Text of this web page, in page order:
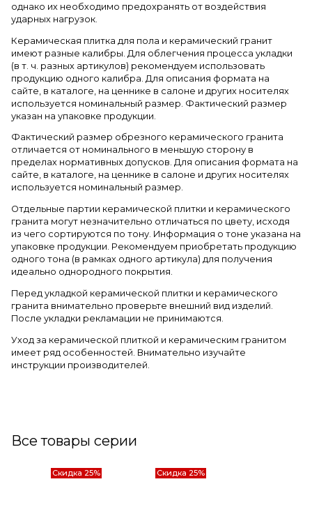
однако их необходимо предохранять от воздействия
ударных нагрузок.
Керамическая плитка для пола и керамический гранит
имеют разные калибры. Для облегчения процесса укладки
(в т. ч. разных артикулов) рекомендуем использовать
продукцию одного калибра. Для описания формата на
сайте, в каталоге, на ценнике в салоне и других носителях
используется номинальный размер. Фактический размер
указан на упаковке продукции.
Фактический размер обрезного керамического гранита
отличается от номинального в меньшую сторону в
пределах нормативных допусков. Для описания формата на
сайте, в каталоге, на ценнике в салоне и других носителях
используется номинальный размер.
Отдельные партии керамической плитки и керамического
гранита могут незначительно отличаться по цвету, исходя
из чего сортируются по тону. Информация о тоне указана на
упаковке продукции. Рекомендуем приобретать продукцию
одного тона (в рамках одного артикула) для получения
идеально однородного покрытия.
Перед укладкой керамической плитки и керамического
гранита внимательно проверьте внешний вид изделий.
После укладки рекламации не принимаются.
Уход за керамической плиткой и керамическим гранитом
имеет ряд особенностей. Внимательно изучайте
инструкции производителей.
Все товары серии
Скидка 25% Скидка 25%